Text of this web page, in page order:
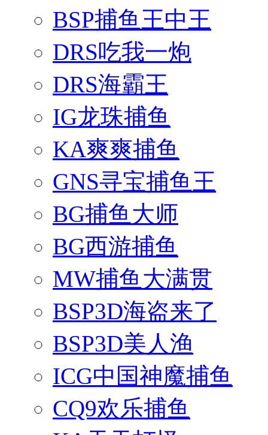
BSP捕鱼王中王
DRS吃我一炮
DRS海霸王
IG龙珠捕鱼
KA爽爽捕鱼
GNS寻宝捕鱼王
BG捕鱼大师
BG西游捕鱼
MW捕鱼大满贯
BSP3D海盗来了
BSP3D美人渔
ICG中国神魔捕鱼
CQ9欢乐捕鱼